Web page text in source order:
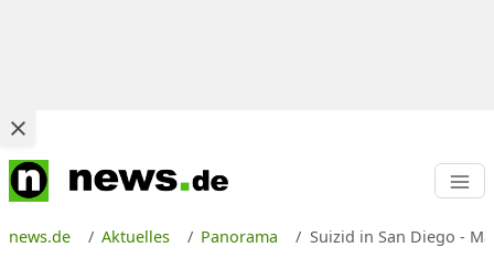
news.de Aktuelles Panorama Suizid in San Diego -